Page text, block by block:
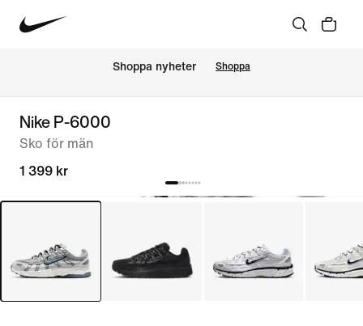
Shoppa nyheter Shoppa
Nike P-6000
Sko för män
1 399 kr